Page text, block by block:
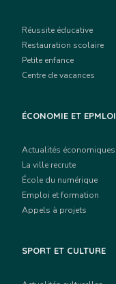
Réussite éducative
Restauration scolaire
Petite enfance
Centre de vacances
ÉCONOMIE ET EPMLOI
Actualités économiques
La ville recrute
École du numérique
Emploi et formation
Appels à projets
SPORT ET CULTURE